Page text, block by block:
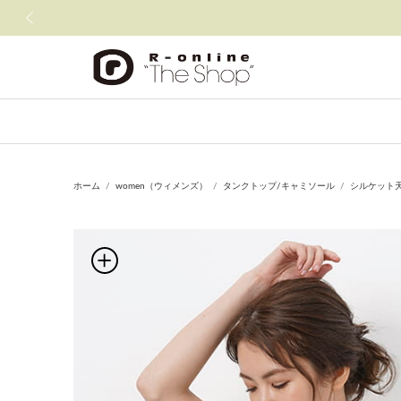
ホーム women（ウィメンズ） タンクトップ/キャミソール シルケット